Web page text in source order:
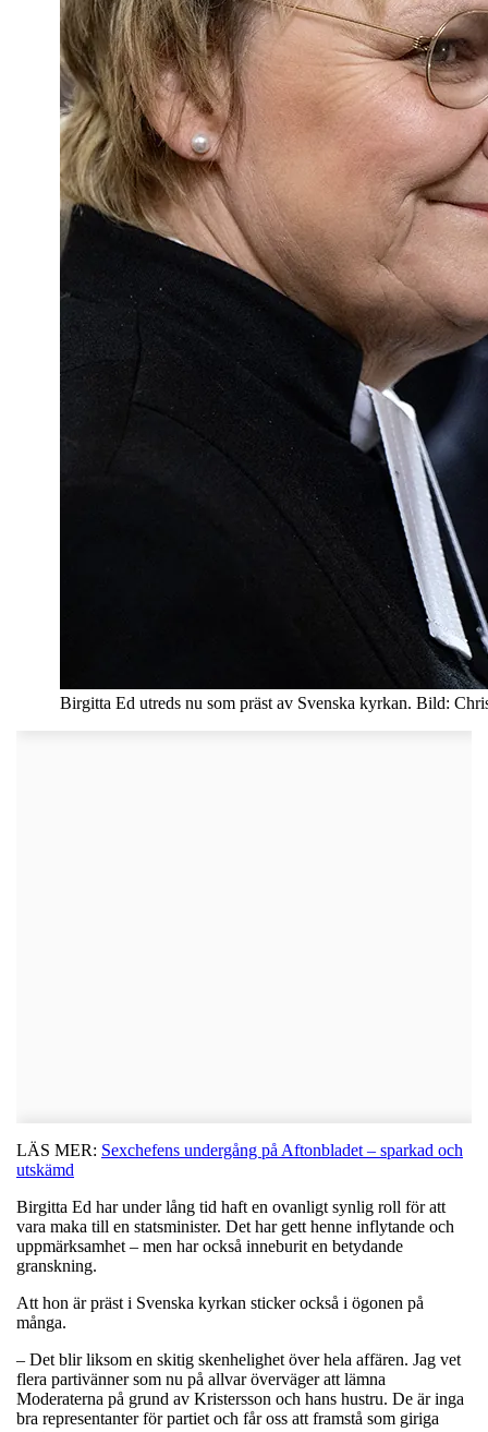
Birgitta Ed utreds nu som präst av Svenska kyrkan. Bild:
LÄS MER: Sexchefens undergång på Aftonbladet – sparkad och
utskämd
Birgitta Ed har under lång tid haft en ovanligt synlig roll för att
vara maka till en statsminister. Det har gett henne inflytande och
uppmärksamhet – men har också inneburit en betydande
granskning.
Att hon är präst i Svenska kyrkan sticker också i ögonen på
många.
– Det blir liksom en skitig skenhelighet över hela affären. Jag vet
flera partivänner som nu på allvar överväger att lämna
Moderaterna på grund av Kristersson och hans hustru. De är inga
bra representanter för partiet och får oss att framstå som giriga